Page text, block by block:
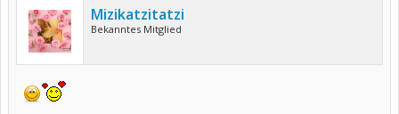
Mizikatzitatzi
Bekanntes Mitglied